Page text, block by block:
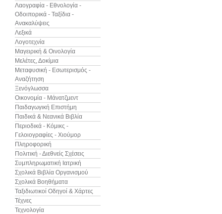
Λαογραφία - Εθνολογία -
Οδοιπορικά - Ταξίδια -
Ανακαλύψεις
Λεξικά
Λογοτεχνία
Μαγειρική & Οινολογία
Μελέτες, Δοκίμια
Μεταφυσική - Εσωτερισμός -
Αναζήτηση
Ξενόγλωσσα
Οικονομία - Μάνατζμεντ
Παιδαγωγική Επιστήμη
Παιδικά & Νεανικά Βιβλία
Περιοδικά - Κόμικς -
Γελοιογραφίες - Χιούμορ
Πληροφορική
Πολιτική - Διεθνείς Σχέσεις
Συμπληρωματική Ιατρική
Σχολικά Βιβλία Οργανισμού
Σχολικά Βοηθήματα
Ταξιδιωτικοί Οδηγοί & Χάρτες
Τέχνες
Τεχνολογία